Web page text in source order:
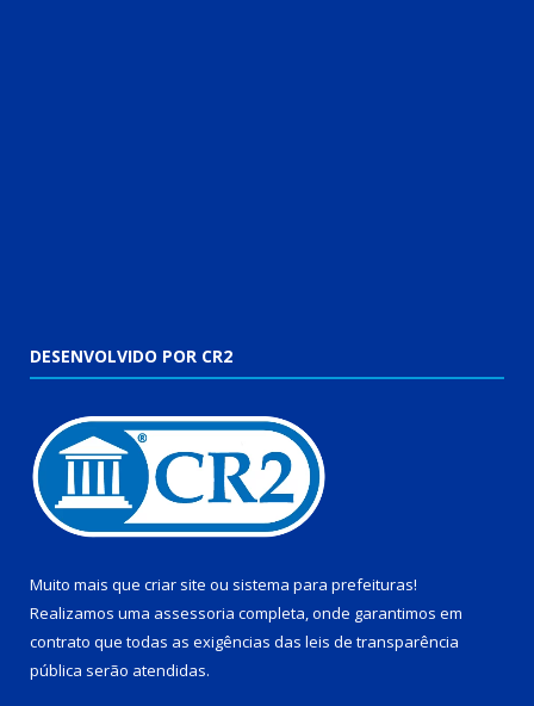
DESENVOLVIDO POR CR2
Muito mais que criar site ou sistema para prefeituras!
Realizamos uma assessoria completa, onde garantimos em
contrato que todas as exigências das leis de transparência
pública serão atendidas.